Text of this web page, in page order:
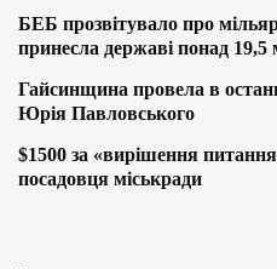
БЕБ прозвітувало про
принесла державі понад 19,5
Гайсинщина провела в
Юрія Павловського
$1500 за «вирішення
посадовця міськради